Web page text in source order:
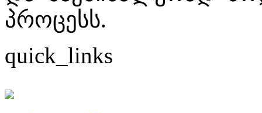
პროცესს.
quick_links